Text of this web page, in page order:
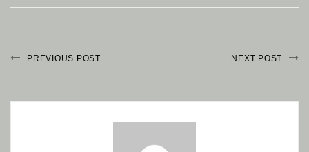
PREVIOUS POST NEXT POST